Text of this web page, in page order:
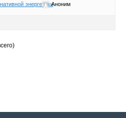
энергетикиАноним